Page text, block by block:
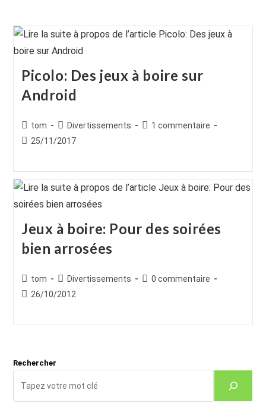
Picolo: Des jeux à boire sur
Android
Auteur/autrice
de
tom
Post
category:
Divertissements
Commentaires
1 commentaire
Publication
25/11/2017
Jeux à boire: Pour des soirées
bien arrosées
Auteur/autrice
de
tom
Post
category:
Divertissements
Commentaires
0 commentaire
Publication
26/10/2012
Rechercher